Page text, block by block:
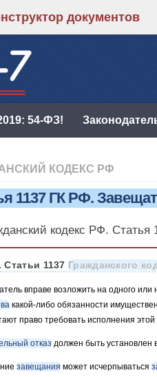
документов
54-ФЗ!
КОДЕКС РФ
1137 ГК РФ.
кодекс РФ. Статья
Статьи 1137Гражданского
вправе возложить на одного или
какой-либо обязанности
право требовать исполнения
отказ должен быть установлен
завещания может исчерпываться